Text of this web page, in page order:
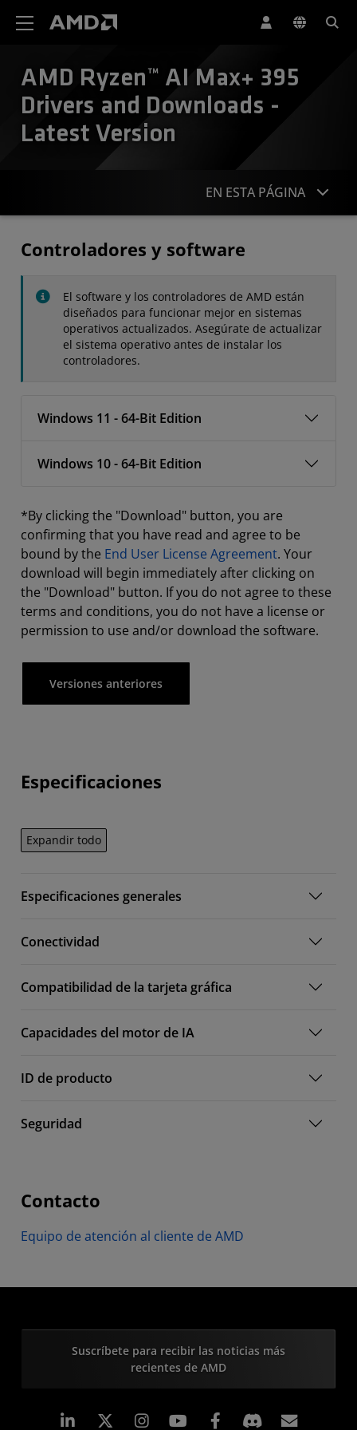
AMD Ryzen™ AI Max+ 395
Drivers and Downloads -
Latest Version
EN ESTA PÁGINA
Contacto
Controladores y software
El software y los controladores de AMD están
diseñados para funcionar mejor en sistemas
operativos actualizados. Asegúrate de actualizar
el sistema operativo antes de instalar los
controladores.
Windows 11 - 64-Bit Edition
Windows 10 - 64-Bit Edition
*By clicking the "Download" button, you are
confirming that you have read and agree to be
bound by the End User License Agreement. Your
download will begin immediately after clicking on
the "Download" button. If you do not agree to these
terms and conditions, you do not have a license or
permission to use and/or download the software.
Versiones anteriores
Especificaciones
Expandir todo
Especificaciones generales
Conectividad
Compatibilidad de la tarjeta gráfica
Capacidades del motor de IA
ID de producto
Seguridad
Contacto
Equipo de atención al cliente de AMD
Suscríbete para recibir las noticias más
recientes de AMD
LinkedIn Instagram Facebook